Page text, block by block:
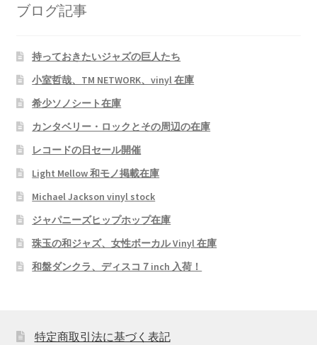
ブログ記事
持っておきたいジャズの巨人たち
小室哲哉、TM NETWORK、vinyl 在庫
希少ソノシート在庫
カンタベリー・ロックとその周辺の在庫
レコードの日セール開催
Light Mellow 和モノ掲載在庫
Michael Jackson vinyl stock
ジャパニーズヒップホップ在庫
珠玉の和ジャズ、女性ボーカル Vinyl 在庫
和盤ダンクラ、ディスコ７inch 入荷！
特定商取引法に基づく表記